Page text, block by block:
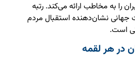
را به مخاطب ارائه می‌کند. رتبه
جهانی نشان‌دهنده استقبال مردم
است.
در هر لقمه